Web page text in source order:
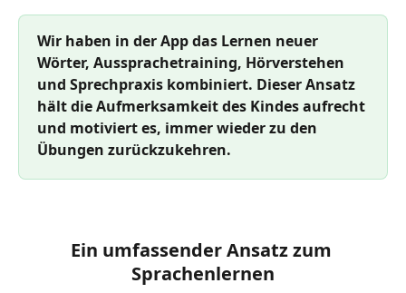
Wir haben in der App das Lernen neuer
Wörter, Aussprachetraining, Hörverstehen
und Sprechpraxis kombiniert. Dieser Ansatz
hält die Aufmerksamkeit des Kindes aufrecht
und motiviert es, immer wieder zu den
Übungen zurückzukehren.
Ein umfassender Ansatz zum
Sprachenlernen